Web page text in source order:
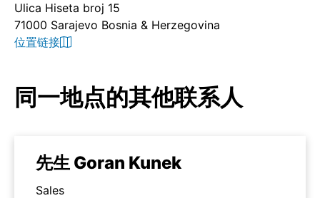
Ulica Hiseta broj 15
71000 Sarajevo Bosnia & Herzegovina
位置链接
同一地点的其他联系人
先生 Goran Kunek
Sales